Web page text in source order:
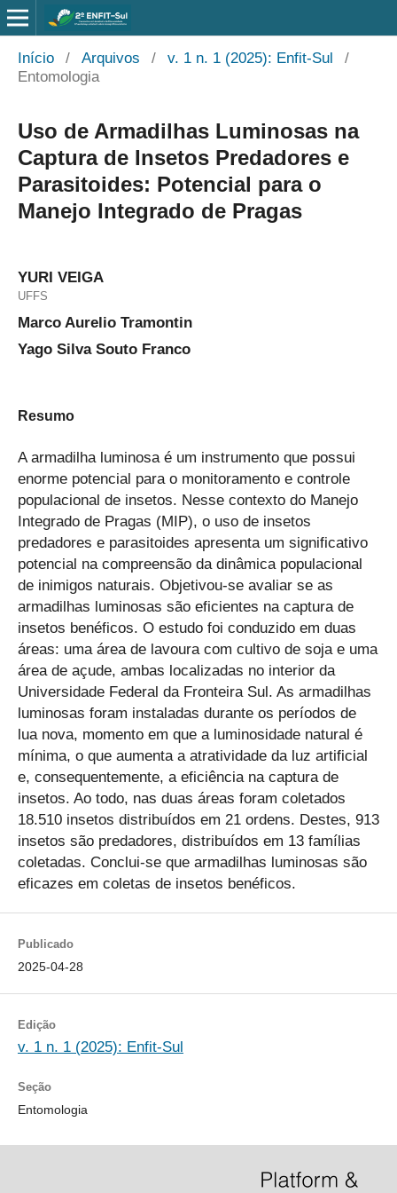
Início / Arquivos / v. 1 n. 1 (2025): Enfit-Sul
/
Entomologia
Uso de Armadilhas Luminosas na
Captura de Insetos Predadores e
Parasitoides: Potencial para o
Manejo Integrado de Pragas
YURI VEIGA
UFFS
Marco Aurelio Tramontin
Yago Silva Souto Franco
Resumo
A armadilha luminosa é um instrumento que possui
enorme potencial para o monitoramento e controle
populacional de insetos. Nesse contexto do Manejo
Integrado de Pragas (MIP), o uso de insetos
predadores e parasitoides apresenta um significativo
potencial na compreensão da dinâmica populacional
de inimigos naturais. Objetivou-se avaliar se as
armadilhas luminosas são eficientes na captura de
insetos benéficos. O estudo foi conduzido em duas
áreas: uma área de lavoura com cultivo de soja e uma
área de açude, ambas localizadas no interior da
Universidade Federal da Fronteira Sul. As armadilhas
luminosas foram instaladas durante os períodos de
lua nova, momento em que a luminosidade natural é
mínima, o que aumenta a atratividade da luz artificial
e, consequentemente, a eficiência na captura de
insetos. Ao todo, nas duas áreas foram coletados
18.510 insetos distribuídos em 21 ordens. Destes, 913
insetos são predadores, distribuídos em 13 famílias
coletadas. Conclui-se que armadilhas luminosas são
eficazes em coletas de insetos benéficos.
Publicado
2025-04-28
Edição
v. 1 n. 1 (2025): Enfit-Sul
Seção
Entomologia